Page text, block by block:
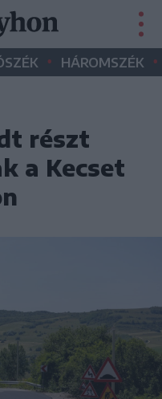
• HÁROMSZÉK •
részt
a Kecset